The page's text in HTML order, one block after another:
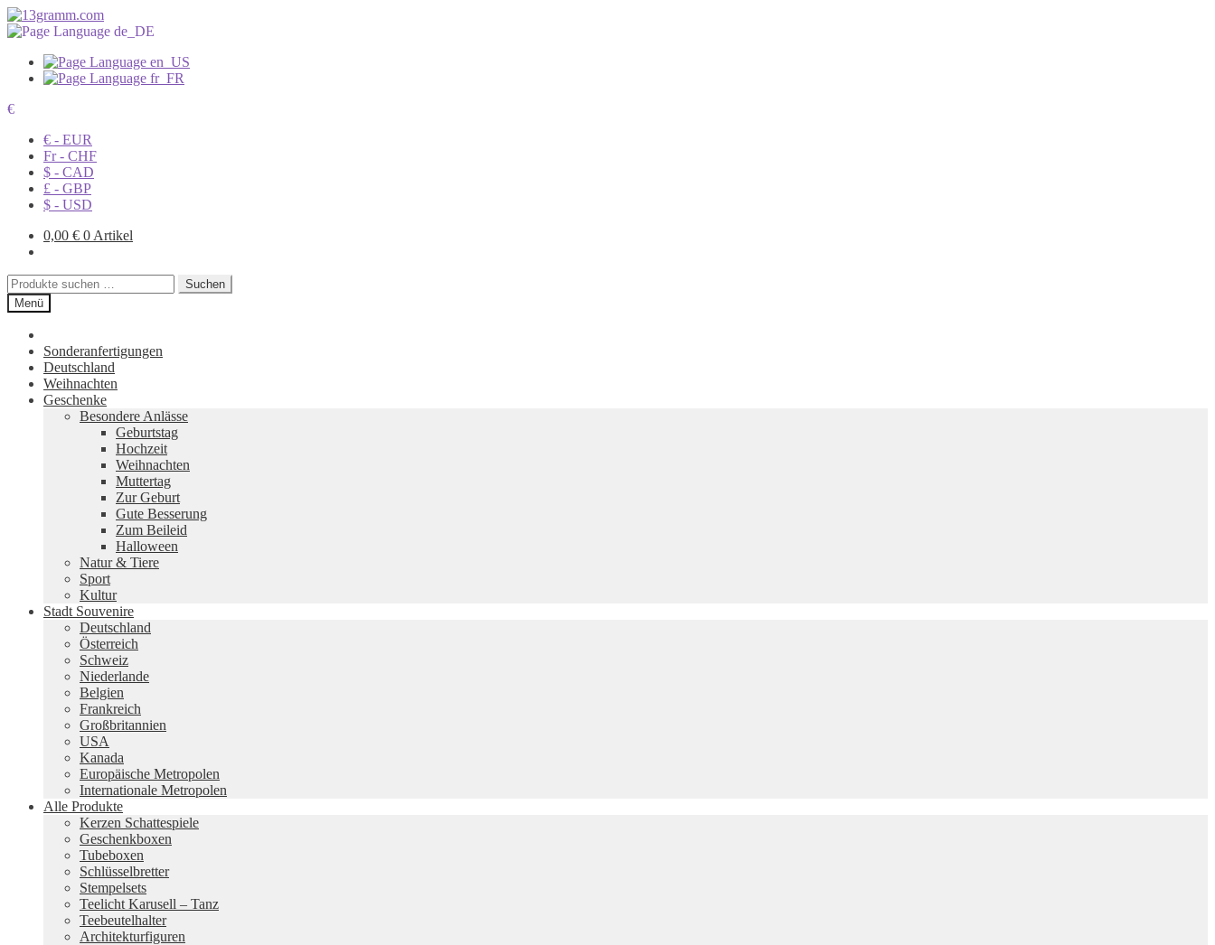
€
€ - EUR
Fr - CHF
$ - CAD
£ - GBP
$ - USD
0,00 € 0 Artikel
Suchen
nach:
Suchen
Menü
Sonderanfertigungen
Deutschland
Weihnachten
Geschenke
Besondere Anlässe
Geburtstag
Hochzeit
Weihnachten
Muttertag
Zur Geburt
Gute Besserung
Zum Beileid
Halloween
Natur & Tiere
Sport
Kultur
Stadt Souvenire
Deutschland
Österreich
Schweiz
Niederlande
Belgien
Frankreich
Großbritannien
USA
Kanada
Europäische Metropolen
Internationale Metropolen
Alle Produkte
Kerzen Schattespiele
Geschenkboxen
Tubeboxen
Schlüsselbretter
Stempelsets
Teelicht Karusell – Tanz
Teebeutelhalter
Architekturfiguren